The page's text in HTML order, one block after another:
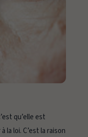
qu’elle est
la loi. C’est la raison